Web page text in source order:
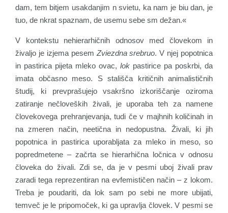
dam, tem bitjem usakdanjim n svietu, ka nam je biu dan, je
tuo, de nkrat spaznam, de usemu sebe sm dežan.«
V kontekstu nehierarhičnih odnosov med človekom in
živaljo je izjema pesemZviezdna srebruo. V njej popotnica
in pastirica pijeta mleko ovac, lok pastirice pa poskrbi, da
imata občasno meso. S stališča kritičnih animalističnih
študij, ki prevprašujejo vsakršno izkoriščanje oziroma
zatiranje nečloveških živali, je uporaba teh za namene
človekovega prehranjevanja, tudi če v majhnih količinah in
na zmeren način, neetična in nedopustna. Živali, ki jih
popotnica in pastirica uporabljata za mleko in meso, so
popredmetene – začrta se hierarhična ločnica v odnosu
človeka do živali. Zdi se, da je v pesmi uboj živali prav
zaradi tega reprezentiran na evfemističen način – z lokom.
Treba je poudariti, da lok sam po sebi ne more ubijati,
temveč je le pripomoček, ki ga upravlja človek. V pesmi se